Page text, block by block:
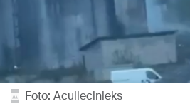
Foto: Aculiecinieks